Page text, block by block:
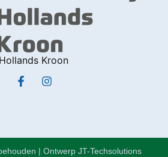
Kroon
| Ontwerp JT-Techsolutions